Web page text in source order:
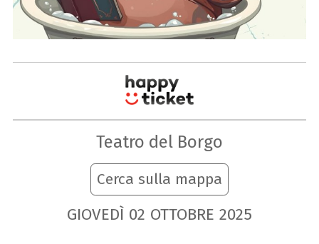
Teatro del Borgo
Cerca sulla mappa
GIOVEDÌ 02 OTTOBRE 2025